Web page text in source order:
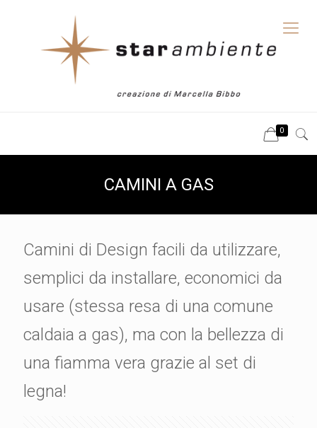
0
CAMINI A GAS
Camini di Design facili da utilizzare,
semplici da installare, economici da
usare (stessa resa di una comune
caldaia a gas), ma con la bellezza di
una fiamma vera grazie al set di
legna!